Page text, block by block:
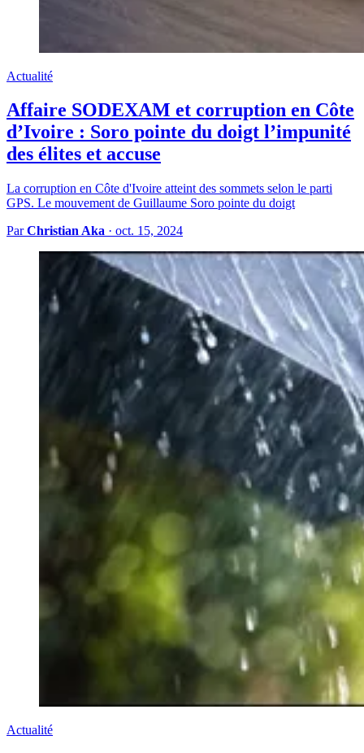
Actualité
Affaire SODEXAM et corruption en Côte
d’Ivoire : Soro pointe du doigt l’impunité
des élites et accuse
La corruption en Côte d'Ivoire atteint des sommets selon le parti
GPS. Le mouvement de Guillaume Soro pointe du doigt
ParChristian Aka · oct. 15, 2024
Actualité